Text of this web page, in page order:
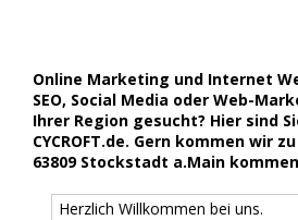
Online Marketing und Internet
SEO, Social Media oder Web-
Ihrer Region gesucht? Hier sind
CYCROFT.de. Gern kommen wir
63809 Stockstadt a.Main
Herzlich Willkommen bei uns.